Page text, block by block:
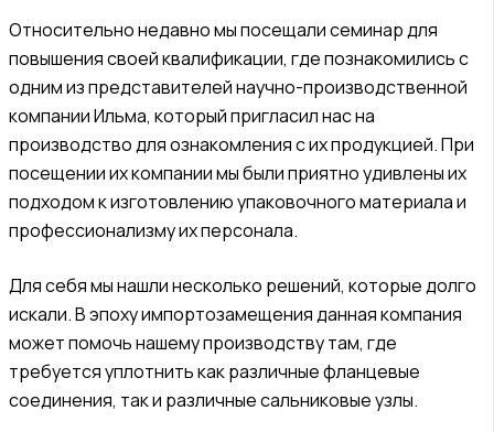
Относительно недавно мы посещали семинар для
повышения своей квалификации, где познакомились с
одним из представителей научно-производственной
компании Ильма, который пригласил нас на
производство для ознакомления с их продукцией. При
посещении их компании мы были приятно удивлены их
подходом к изготовлению упаковочного материала и
профессионализму их персонала.
Для себя мы нашли несколько решений, которые долго
искали. В эпоху импортозамещения данная компания
может помочь нашему производству там, где
требуется уплотнить как различные фланцевые
соединения, так и различные сальниковые узлы.